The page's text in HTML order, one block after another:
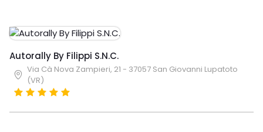
Autorally By Filippi S.N.C.
Via Cà Nova Zampieri, 21 - 37057 San Giovanni Lupatoto
(VR)